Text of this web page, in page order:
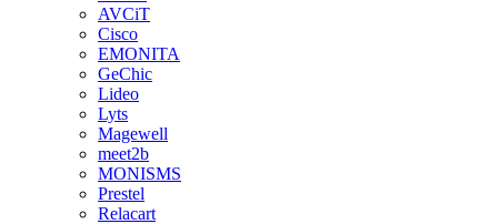
AVCiT
Cisco
EMONITA
GeChic
Lideo
Lyts
Magewell
meet2b
MONISMS
Prestel
Relacart